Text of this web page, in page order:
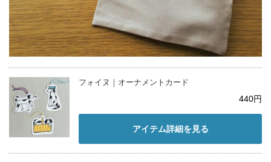
フォイヌ｜オーナメントカード
440円
アイテム詳細を見る